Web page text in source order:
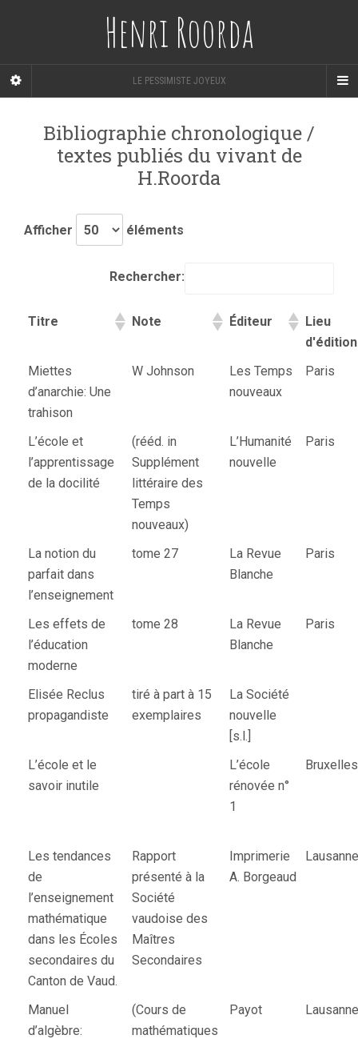
Henri Roorda
LE PESSIMISTE JOYEUX
Bibliographie chronologique /
textes publiés du vivant de
H.Roorda
Afficher éléments
Rechercher:
Titre Note Éditeur
Lieu
d'édition
Miettes
d’anarchie: Une
trahison
W Johnson
Les Temps
nouveaux
Paris
L’école et
l’apprentissage
de la docilité
(rééd. in
Supplément
littéraire des
Temps
nouveaux)
L’Humanité
nouvelle
Paris
La notion du
parfait dans
l’enseignement
tome 27
La Revue
Blanche
Paris
Les effets de
l’éducation
moderne
tome 28
La Revue
Blanche
Paris
Elisée Reclus
propagandiste
tiré à part à 15
exemplaires
La Société
nouvelle
[s.l.]
L’école et le
savoir inutile
L’école
rénovée n°
1
Bruxelles
Les tendances
de
l’enseignement
mathématique
dans les Écoles
secondaires du
Canton de Vaud.
Rapport
présenté à la
Société
vaudoise des
Maîtres
Secondaires
Imprimerie
A. Borgeaud
Lausanne
Manuel
d’algèbre:
(Cours de
mathématiques
Payot Lausanne